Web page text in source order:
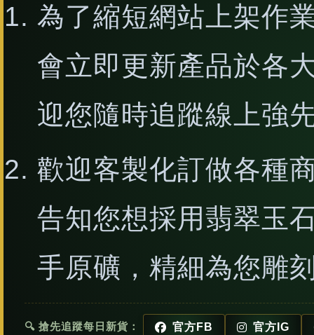
為了縮短網站上架作
會立即更新產品於各
迎您隨時追蹤線上強
歡迎客製化訂做各種
告知您想採用翡翠玉
手原礦，精細為您雕
🔍 搶先追蹤每日新貨： 官方FB 官方IG